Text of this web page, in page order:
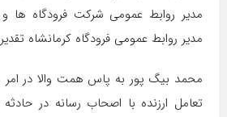
مدیر روابط عمومی شرکت فرودگاه ها و
مدیر روابط عمومی فرودگاه کرمانشاه
محمد بیگ پور به پاس همت والا در امر
تعامل ارزنده با اصحاب رسانه در حادثه